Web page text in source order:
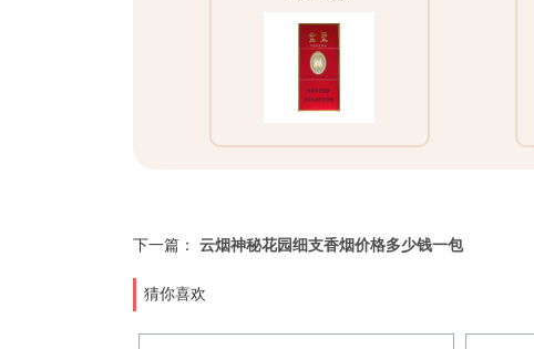
下一篇： 云烟神秘花园细支香烟价格多少钱一包
猜你喜欢